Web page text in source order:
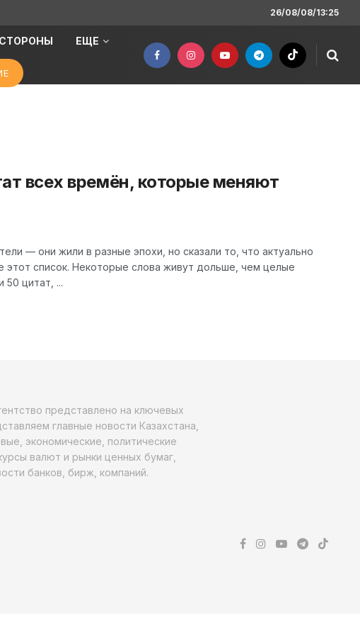
26/08/08/13:25
ЕЩЕ
всех времён, которые меняют
— они жили в разные эпохи, но сказали то, что актуально
этот список. Некоторые слова живут дольше, чем целые
50 цитат, ...
представлено на ключевых
главные новости Казахстана,
экономические, политические
валют и рынки ценных бумаг,
банков, бирж, компаний.